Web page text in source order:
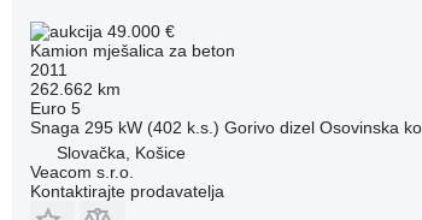
49.000 €
Kamion mješalica za beton
2011
262.662 km
Euro 5
Snaga 295 kW (402 k.s.) Gorivo dizel Osovinska
Slovačka, Košice
Veacom s.r.o.
Kontaktirajte prodavatelja